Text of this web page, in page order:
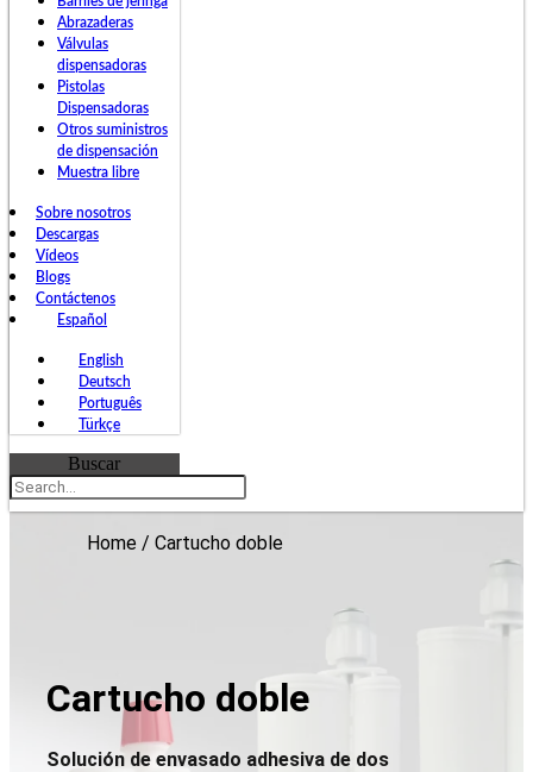
Abrazaderas
Válvulas
dispensadoras
Pistolas
Dispensadoras
Otros suministros
de dispensación
Muestra libre
Sobre nosotros
Descargas
Vídeos
Blogs
Contáctenos
Español
English
Deutsch
Português
Türkçe
Buscar
Home / Cartucho doble
Cartucho doble
Solución de envasado adhesiva de dos